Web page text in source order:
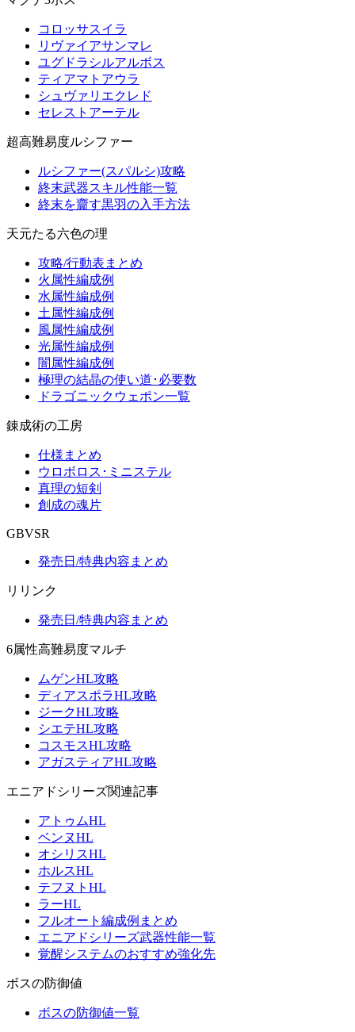
コロッサスイラ
リヴァイアサンマレ
ユグドラシルアルボス
ティアマトアウラ
シュヴァリエクレド
セレストアーテル
超高難易度ルシファー
ルシファー(スパルシ)攻略
終末武器スキル性能一覧
終末を齎す黒羽の入手方法
天元たる六色の理
攻略/行動表まとめ
火属性編成例
水属性編成例
土属性編成例
風属性編成例
光属性編成例
闇属性編成例
極理の結晶の使い道･必要数
ドラゴニックウェポン一覧
錬成術の工房
仕様まとめ
ウロボロス･ミニステル
真理の短剣
創成の魂片
GBVSR
発売日/特典内容まとめ
リリンク
発売日/特典内容まとめ
6属性高難易度マルチ
ムゲンHL攻略
ディアスポラHL攻略
ジークHL攻略
シエテHL攻略
コスモスHL攻略
アガスティアHL攻略
エニアドシリーズ関連記事
アトゥムHL
ベンヌHL
オシリスHL
ホルスHL
テフヌトHL
ラーHL
フルオート編成例まとめ
エニアドシリーズ武器性能一覧
覚醒システムのおすすめ強化先
ボスの防御値
ボスの防御値一覧